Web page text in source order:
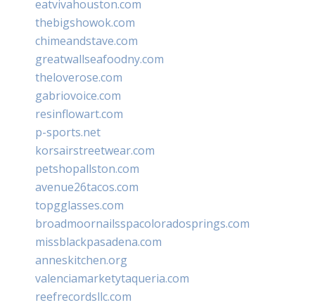
eatvivahouston.com
thebigshowok.com
chimeandstave.com
greatwallseafoodny.com
theloverose.com
gabriovoice.com
resinflowart.com
p-sports.net
korsairstreetwear.com
petshopallston.com
avenue26tacos.com
topgglasses.com
broadmoornailsspacoloradosprings.com
missblackpasadena.com
anneskitchen.org
valenciamarketytaqueria.com
reefrecordsllc.com